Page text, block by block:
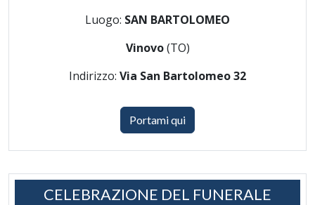
Luogo: SAN BARTOLOMEO
Vinovo(TO)
Indirizzo: Via San Bartolomeo 32
Portami qui
CELEBRAZIONE DEL FUNERALE